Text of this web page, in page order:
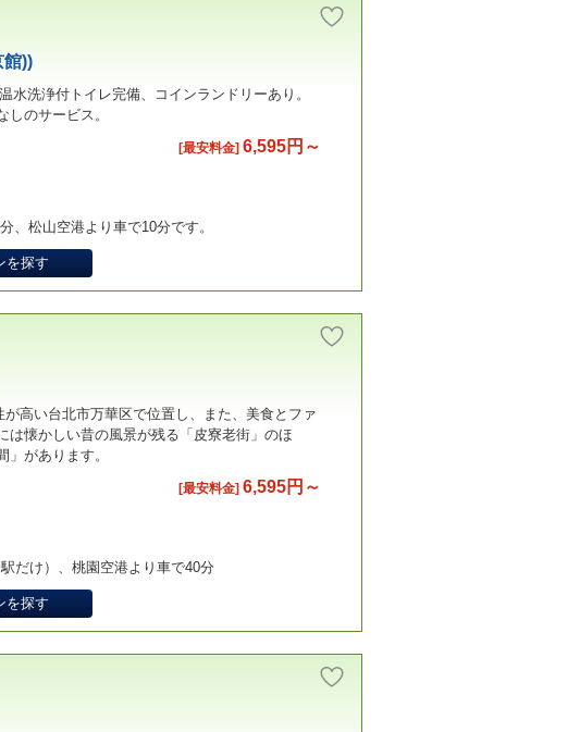
館))
水洗浄付トイレ完備、コインランドリーあり。
のサービス。
[最安料金] 6,595円～
、松山空港より車で10分です。
を探す
高い台北市万華区で位置し、また、美食とファ
は懐かしい昔の風景が残る「皮寮老街」のほ
があります。
[最安料金] 6,595円～
だけ）、桃園空港より車で40分
を探す